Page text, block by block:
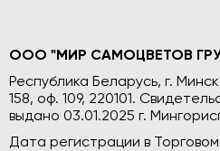
ООО "МИР САМОЦВЕТОВ
Республика Беларусь, г.
158, оф. 109, 220101.
выдано 03.01.2025 г.
Дата регистрации в